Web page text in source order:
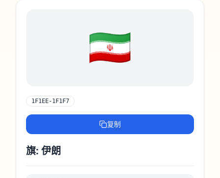
🇮🇷
1F1EE-1F1F7
复制
旗: 伊朗